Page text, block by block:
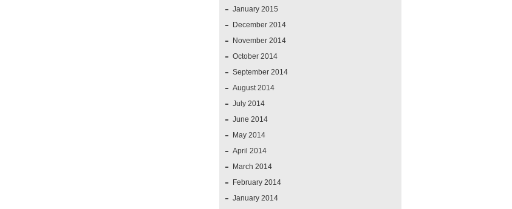
January 2015
December 2014
November 2014
October 2014
September 2014
August 2014
July 2014
June 2014
May 2014
April 2014
March 2014
February 2014
January 2014